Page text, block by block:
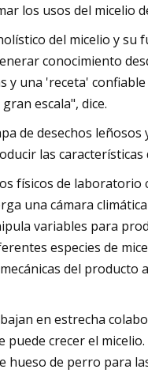
los usos del micelio
del micelio y su
conocimiento
y una 'receta'
escala", dice.
de desechos
las características
físicos de laboratorio
una cámara
variables para
especies de
del producto
en estrecha
crecer el
hueso de perro para